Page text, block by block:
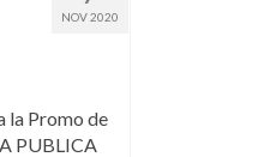
NOV 2020
la Promo de
PUBLICA